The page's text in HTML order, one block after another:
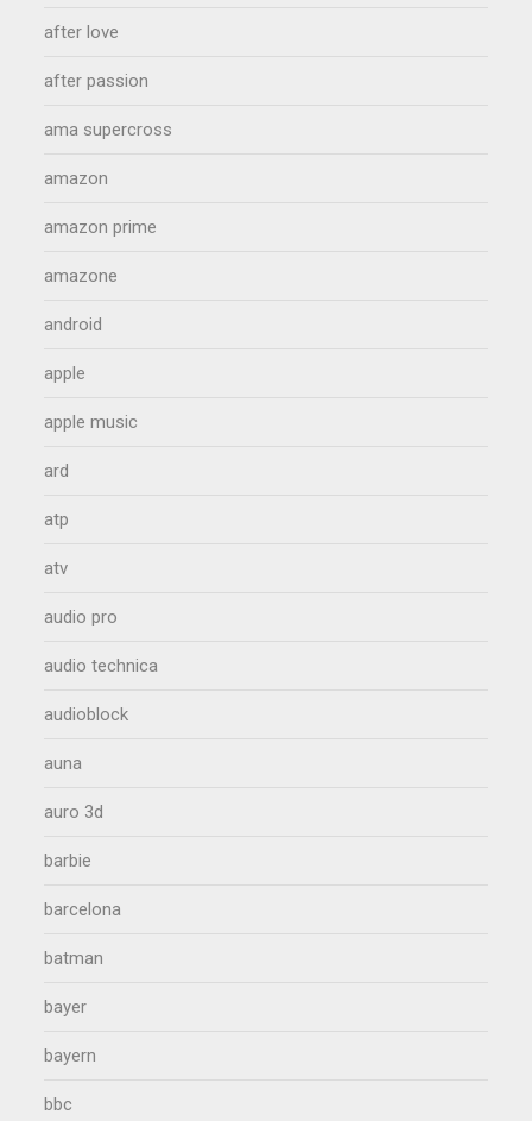
after love
after passion
ama supercross
amazon
amazon prime
amazone
android
apple
apple music
ard
atp
atv
audio pro
audio technica
audioblock
auna
auro 3d
barbie
barcelona
batman
bayer
bayern
bbc